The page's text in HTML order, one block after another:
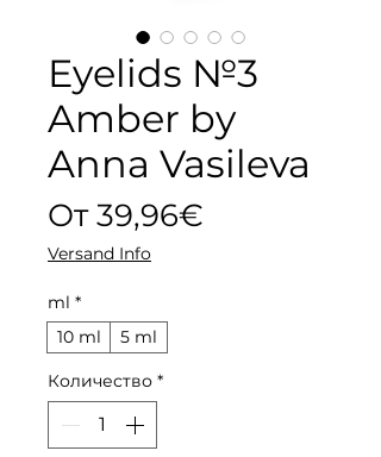
Eyelids №3
Amber by
Anna Vasileva
От39,96€
Versand Info
ml *
10 ml
5 ml
Количество *